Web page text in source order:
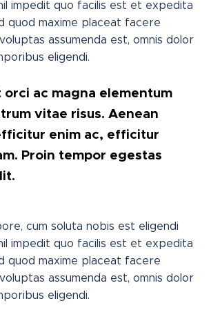
impedit quo facilis est et expedita
quod maxime placeat facere
assumenda est, omnis dolor
eligendi.
orci ac magna elementum
vitae risus. Aenean
enim ac, efficitur
Proin tempor egestas
cum soluta nobis est eligendi
impedit quo facilis est et expedita
quod maxime placeat facere
assumenda est, omnis dolor
eligendi.